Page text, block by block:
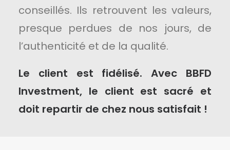
conseillés. Ils retrouvent les valeurs,
presque perdues de nos jours, de
l’authenticité et de la qualité.
Le client est fidélisé. Avec BBFD
Investment, le client est sacré et
doit repartir de chez nous satisfait !